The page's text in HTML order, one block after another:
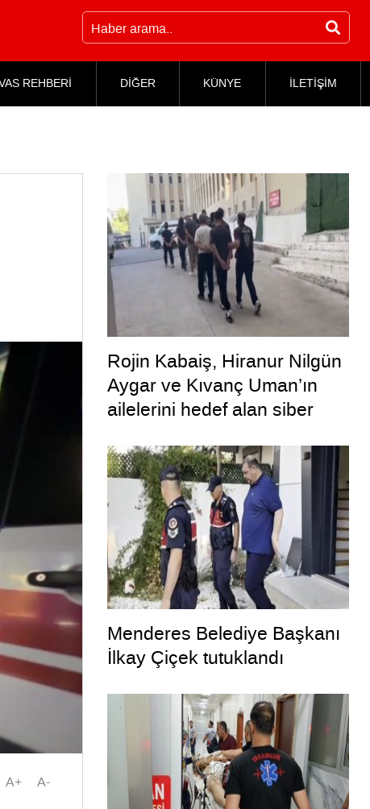
REHBERİ DİĞER KÜNYE İLETİŞİM
A+ A-
Rojin Kabaiş, Hiranur Nilgün
Aygar ve Kıvanç Uman’ın
ailelerini hedef alan siber
Menderes Belediye Başkanı
İlkay Çiçek tutuklandı